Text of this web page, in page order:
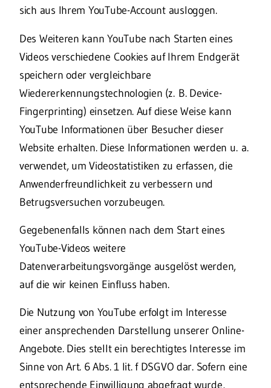
sich aus Ihrem YouTube-Account ausloggen.
Des Weiteren kann YouTube nach Starten eines
Videos verschiedene Cookies auf Ihrem Endgerät
speichern oder vergleichbare
Wiedererkennungstechnologien (z. B. Device-
Fingerprinting) einsetzen. Auf diese Weise kann
YouTube Informationen über Besucher dieser
Website erhalten. Diese Informationen werden u. a.
verwendet, um Videostatistiken zu erfassen, die
Anwenderfreundlichkeit zu verbessern und
Betrugsversuchen vorzubeugen.
Gegebenenfalls können nach dem Start eines
YouTube-Videos weitere
Datenverarbeitungsvorgänge ausgelöst werden,
auf die wir keinen Einfluss haben.
Die Nutzung von YouTube erfolgt im Interesse
einer ansprechenden Darstellung unserer Online-
Angebote. Dies stellt ein berechtigtes Interesse im
Sinne von Art. 6 Abs. 1 lit. f DSGVO dar. Sofern eine
entsprechende Einwilligung abgefragt wurde,